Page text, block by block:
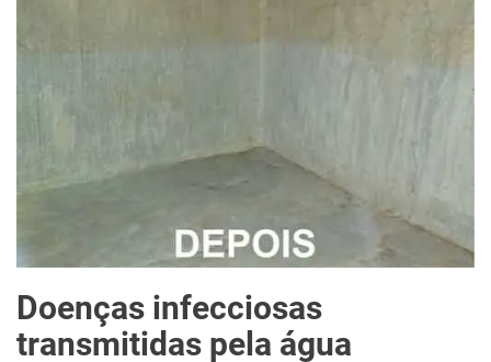
Doenças infecciosas
transmitidas pela água